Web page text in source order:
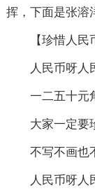
挥，下面是张溶
【珍惜人民
人民币呀人
一二五十元
大家一定要
不写不画也
人民币呀人